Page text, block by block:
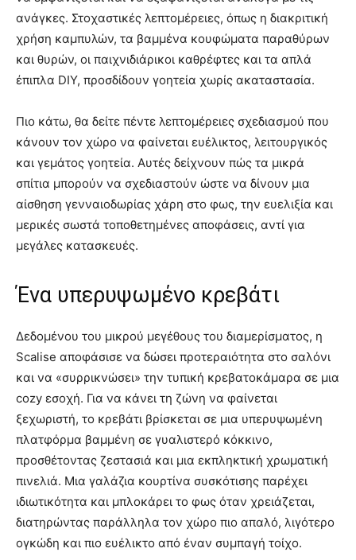
ανάγκες. Στοχαστικές λεπτομέρειες, όπως η διακριτική
χρήση καμπυλών, τα βαμμένα κουφώματα παραθύρων
και θυρών, οι παιχνιδιάρικοι καθρέφτες και τα απλά
έπιπλα DIY, προσδίδουν γοητεία χωρίς ακαταστασία.
Πιο κάτω, θα δείτε πέντε λεπτομέρειες σχεδιασμού που
κάνουν τον χώρο να φαίνεται ευέλικτος, λειτουργικός
και γεμάτος γοητεία. Αυτές δείχνουν πώς τα μικρά
σπίτια μπορούν να σχεδιαστούν ώστε να δίνουν μια
αίσθηση γενναιοδωρίας χάρη στο φως, την ευελιξία και
μερικές σωστά τοποθετημένες αποφάσεις, αντί για
μεγάλες κατασκευές.
Ένα υπερυψωμένο κρεβάτι
Δεδομένου του μικρού μεγέθους του διαμερίσματος, η
Scalise αποφάσισε να δώσει προτεραιότητα στο σαλόνι
και να «συρρικνώσει» την τυπική κρεβατοκάμαρα σε μια
cozy εσοχή. Για να κάνει τη ζώνη να φαίνεται
ξεχωριστή, το κρεβάτι βρίσκεται σε μια υπερυψωμένη
πλατφόρμα βαμμένη σε γυαλιστερό κόκκινο,
προσθέτοντας ζεστασιά και μια εκπληκτική χρωματική
πινελιά. Μια γαλάζια κουρτίνα συσκότισης παρέχει
ιδιωτικότητα και μπλοκάρει το φως όταν χρειάζεται,
διατηρώντας παράλληλα τον χώρο πιο απαλό, λιγότερο
ογκώδη και πιο ευέλικτο από έναν συμπαγή τοίχο.